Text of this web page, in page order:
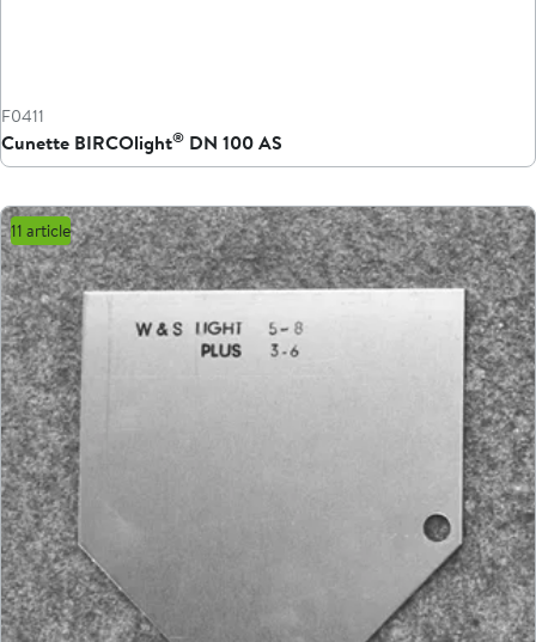
F0411
Cunette BIRCOlight® DN 100 AS
11 article